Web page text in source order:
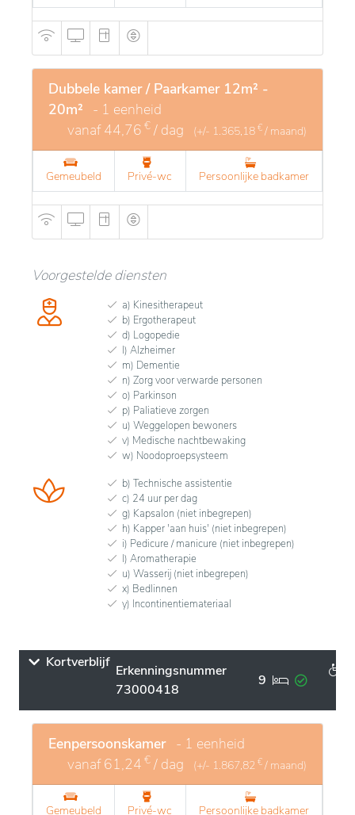
Dubbele kamer / Paarkamer 12m² -
20m² - 1 eenheid
vanaf44,76 € / dag (+/- 1.365,18 € / maand)
Gemeubeld Privé-wc Persoonlijke badkamer
Voorgestelde diensten
a) Kinesitherapeut
b) Ergotherapeut
d) Logopedie
l) Alzheimer
m) Dementie
n) Zorg voor verwarde personen
o) Parkinson
p) Paliatieve zorgen
u) Weggelopen bewoners
v) Medische nachtbewaking
w) Noodoproepsysteem
b) Technische assistentie
c) 24 uur per dag
g) Kapsalon (niet inbegrepen)
h) Kapper 'aan huis' (niet inbegrepen)
i) Pedicure / manicure (niet inbegrepen)
l) Aromatherapie
u) Wasserij (niet inbegrepen)
x) Bedlinnen
y) Incontinentiemateriaal
Kortverblijf Erkenningsnummer
73000418
9
Eenpersoonskamer - 1 eenheid
vanaf61,24 € / dag (+/- 1.867,82 € / maand)
Gemeubeld Privé-wc Persoonlijke badkamer